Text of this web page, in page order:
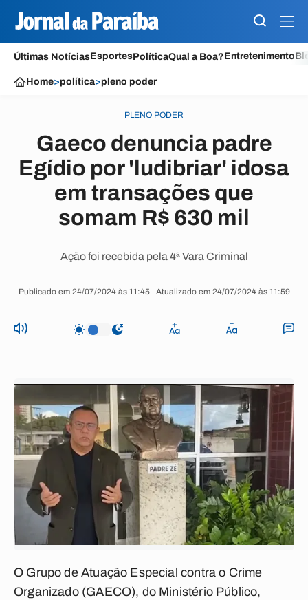
Últimas NotíciasEsportesPolíticaQual a Boa?Entretenimento
Home>política>pleno poder
PLENO PODER
Gaeco denuncia padre
Egídio por 'ludibriar' idosa
em transações que
somam R$ 630 mil
Ação foi recebida pela 4ª Vara Criminal
Publicado em 24/07/2024 às 11:45 | Atualizado em 24/07/2024 às 11:59
O Grupo de Atuação Especial contra o Crime
Organizado (GAECO), do Ministério Público,